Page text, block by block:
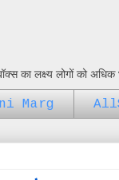
का लक्ष्य लोगों को
Marg